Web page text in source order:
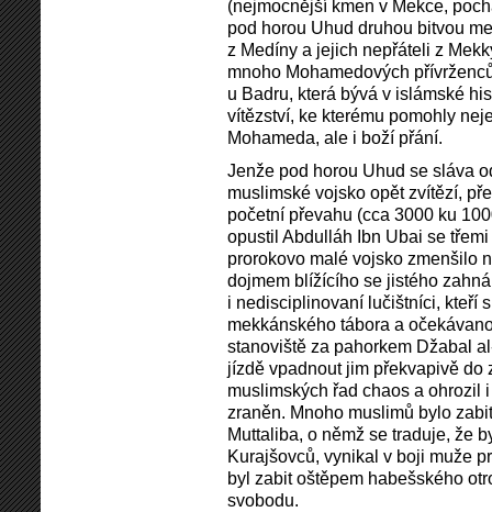
(nejmocnější kmen v Mekce,
pod horou Uhud druhou bitvou
z Medíny a jejich nepřáteli z
mnoho Mohamedových
u Badru, která bývá v islámské
vítězství, ke kterému pomohly
Mohameda, ale i boží přání.
Jenže pod horou Uhud se sláva
muslimské vojsko opět zvítězí,
početní převahu (cca 3000 ku
opustil Abdulláh Ibn Ubai se
prorokovo malé vojsko zmenšilo
dojmem blížícího se jistého
i nedisciplinovaní lučištníci, kteří
mekkánského tábora a
stanoviště za pahorkem Džabal
jízdě vpadnout jim překvapivě do
muslimských řad chaos a ohrozil
zraněn. Mnoho muslimů bylo
Muttaliba, o němž se traduje, že
Kurajšovců, vynikal v boji muže
byl zabit oštěpem habešského
svobodu.